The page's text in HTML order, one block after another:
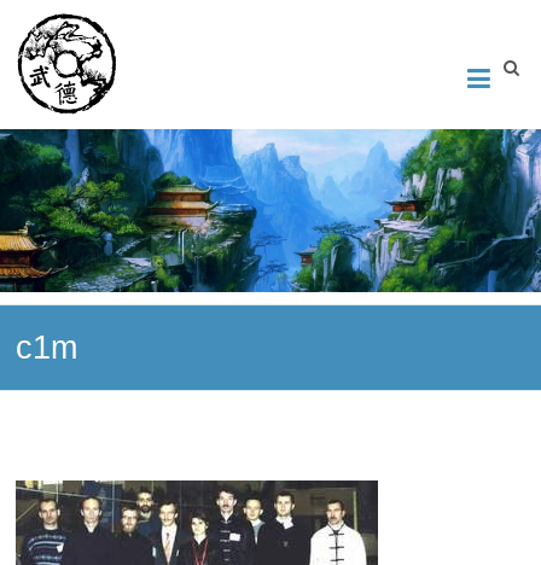
Институт Исследования Внутреннего Искусства
Школа тайцзи-цюань стиля Чэнь, Петербург. Руководитель
Андрей Середняков.
c1m